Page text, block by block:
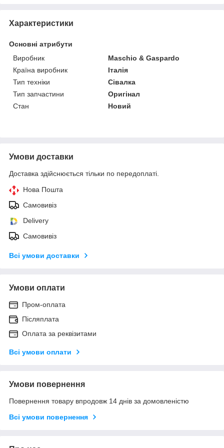
Характеристики
Основні атрибути
Виробник
Maschio & Gaspardo
Країна виробник
Італія
Тип техніки
Сівалка
Тип запчастини
Оригінал
Стан
Новий
Умови доставки
Доставка здійснюється тільки по передоплаті.
Нова Пошта
Самовивіз
Delivery
Самовивіз
Всі умови доставки
Умови оплати
Пром-оплата
Післяплата
Оплата за реквізитами
Всі умови оплати
Умови повернення
Повернення товару впродовж 14 днів за домовленістю
Всі умови повернення